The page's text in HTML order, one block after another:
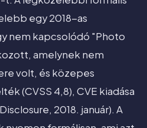
egy 2018-as
nem kapcsolódó "Photo
amelynek nem
volt, és közepes
(CVSS 4,8), CVE kiadása
2018. január). A